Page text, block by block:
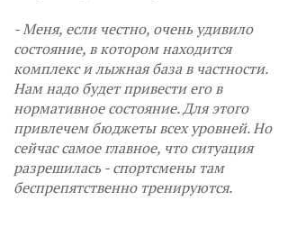
- Меня, если честно, очень удивило
состояние, в котором находится
комплекс и лыжная база в частности.
Нам надо будет привести его в
нормативное состояние. Для этого
привлечем бюджеты всех уровней. Но
сейчас самое главное, что ситуация
разрешилась - спортсмены там
беспрепятственно тренируются.